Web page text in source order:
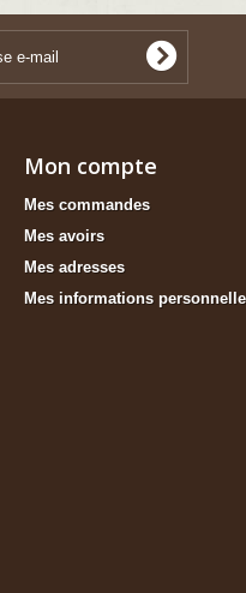
Mon compte
Mes commandes
Mes avoirs
Mes adresses
Mes informations